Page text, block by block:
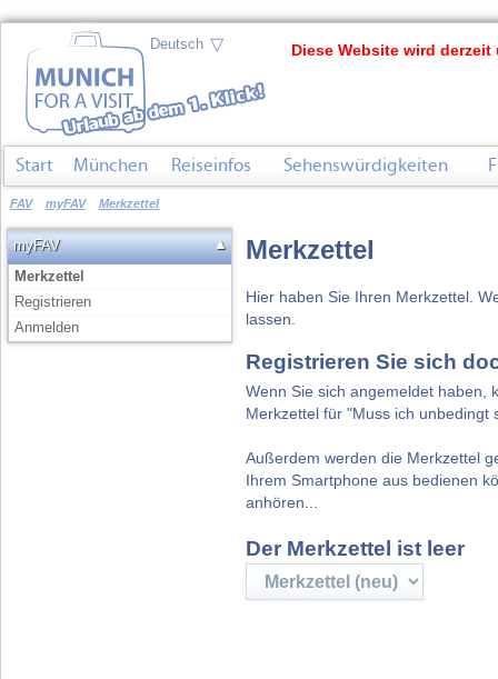
Merkzettel
Hier haben Sie Ihren Merkzettel.
lassen.
Registrieren Sie sich
Wenn Sie sich angemeldet haben,
Merkzettel für "Muss ich
Außerdem werden die Merkzettel
Ihrem Smartphone aus bedienen
anhören...
Der Merkzettel ist leer
myFAV
▲
Merkzettel
Registrieren
Anmelden
Diese Website wird
▽
FAV myFAV Merkzettel
Start München Reiseinfos Sehenswürdigkeiten